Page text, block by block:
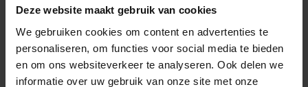
Deze website maakt gebruik van cookies
We gebruiken cookies om content en advertenties te
personaliseren, om functies voor social media te bieden
en om ons websiteverkeer te analyseren. Ook delen we
informatie over uw gebruik van onze site met onze
Hybride Brussels
IT, Data & Digital
Bekijk vacature EN FR NL